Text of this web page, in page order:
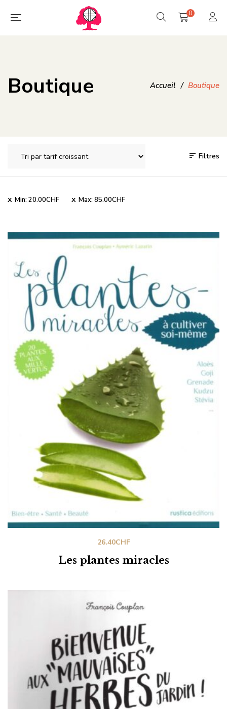
0
Boutique Accueil / Boutique
Filtres
Min: 20.00CHF Max: 85.00CHF
Les plantes miracles
26.40CHF